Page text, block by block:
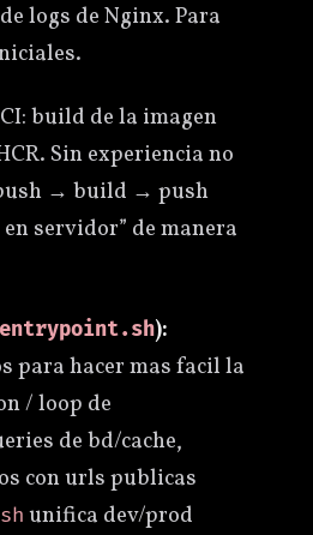
logs de Nginx. Para
CI: build de la imagen
Sin experiencia no
→ build → push
servidor” de manera
entrypoint.sh):
para hacer mas facil la
/ loop de
de bd/cache,
con urls publicas
unifica dev/prod